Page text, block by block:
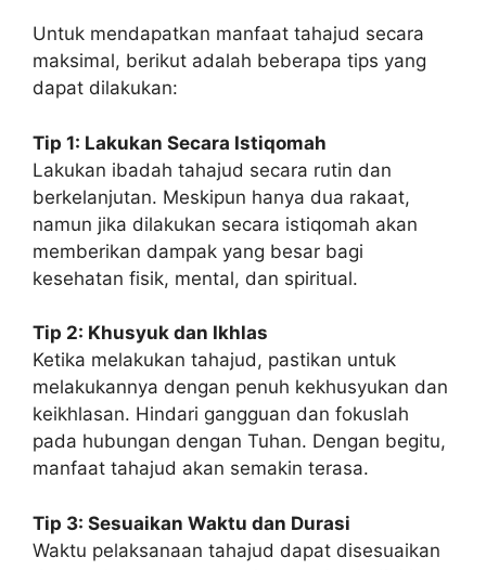
Untuk mendapatkan manfaat tahajud secara
maksimal, berikut adalah beberapa tips yang
dapat dilakukan:
Tip 1: Lakukan Secara Istiqomah
Lakukan ibadah tahajud secara rutin dan
berkelanjutan. Meskipun hanya dua rakaat,
namun jika dilakukan secara istiqomah akan
memberikan dampak yang besar bagi
kesehatan fisik, mental, dan spiritual.
Tip 2: Khusyuk dan Ikhlas
Ketika melakukan tahajud, pastikan untuk
melakukannya dengan penuh kekhusyukan dan
keikhlasan. Hindari gangguan dan fokuslah
pada hubungan dengan Tuhan. Dengan begitu,
manfaat tahajud akan semakin terasa.
Tip 3: Sesuaikan Waktu dan Durasi
Waktu pelaksanaan tahajud dapat disesuaikan